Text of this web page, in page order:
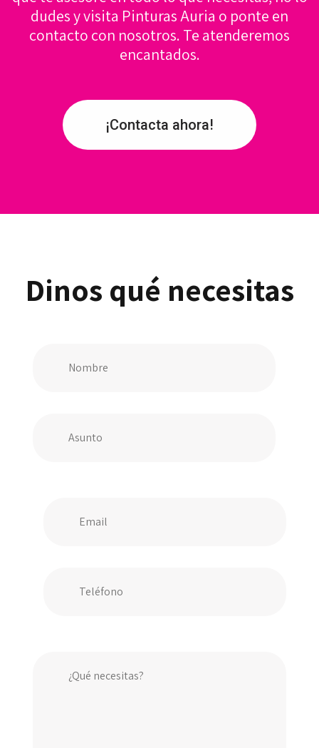
dudes y visita Pinturas Auria o ponte en
contacto con nosotros. Te atenderemos
encantados.
¡Contacta ahora!
Dinos qué necesitas